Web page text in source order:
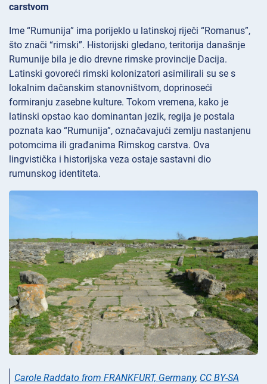
carstvom
Ime “Rumunija” ima porijeklo u latinskoj riječi “Romanus”,
što znači “rimski”. Historijski gledano, teritorija današnje
Rumunije bila je dio drevne rimske provincije Dacija.
Latinski govoreći rimski kolonizatori asimilirali su se s
lokalnim dačanskim stanovništvom, doprinoseći
formiranju zasebne kulture. Tokom vremena, kako je
latinski opstao kao dominantan jezik, regija je postala
poznata kao “Rumunija”, označavajući zemlju nastanjenu
potomcima ili građanima Rimskog carstva. Ova
lingvistička i historijska veza ostaje sastavni dio
rumunskog identiteta.
Carole Raddato from FRANKFURT, Germany, CC BY-SA